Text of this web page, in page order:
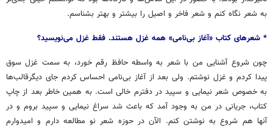
به شعر نگاه کنم و شعر فاخر و اصیل را بیشتر و بهتر بشناسم.
* شعرهای کتاب «آغاز بی‌نامی» همه غزل هستند. فقط غزل می‌نویسید؟
چون شروع آشنایی من با شعر به واسطه حافظ رقم خورد، به سمت غزل سوق
پیدا کردم و غزل نوشتم. ولی بعد از آغاز بی‌نامی احساس کردم جای دیگرقالب‌ها
به خصوص شعر نیمایی و سپید در دفترم خالی است. به همین خاطر بعد از چاپ
کتاب، جریانی در من به وجود آمد که باعث شد سراغ نیمایی و سپید بروم و در
آنها هم شروع به نوشتن کنم. الآن در حوزه شعر نو مطالعه دارم و امیدوارم